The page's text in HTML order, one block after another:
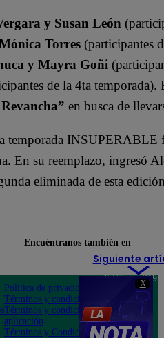
X
y Susan León
Torres (participantes
y Mayra Goñi
de la 4ta temporada).
en busca de
temporada INSUPERABLE
En su reemplazo, ingresó
eliminada de esta
Siguiente
Encuéntranos también en
Política de privacidad
Términos y condiciones
Términos y condiciones
aplicación
Términos y Condiciones
Teléfono: 219
Av. San
Felipe 968
Jesús María